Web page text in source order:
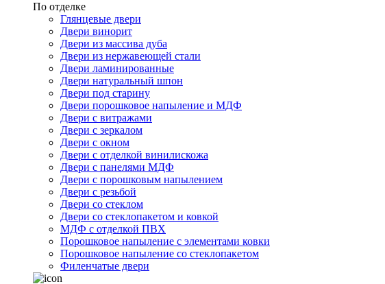
По отделке
Глянцевые двери
Двери винорит
Двери из массива дуба
Двери из нержавеющей стали
Двери ламинированные
Двери натуральный шпон
Двери под старину
Двери порошковое напыление и МДФ
Двери с витражами
Двери с зеркалом
Двери с окном
Двери с отделкой винилискожа
Двери с панелями МДФ
Двери с порошковым напылением
Двери с резьбой
Двери со стеклом
Двери со стеклопакетом и ковкой
МДФ с отделкой ПВХ
Порошковое напыление с элементами ковки
Порошковое напыление со стеклопакетом
Филенчатые двери